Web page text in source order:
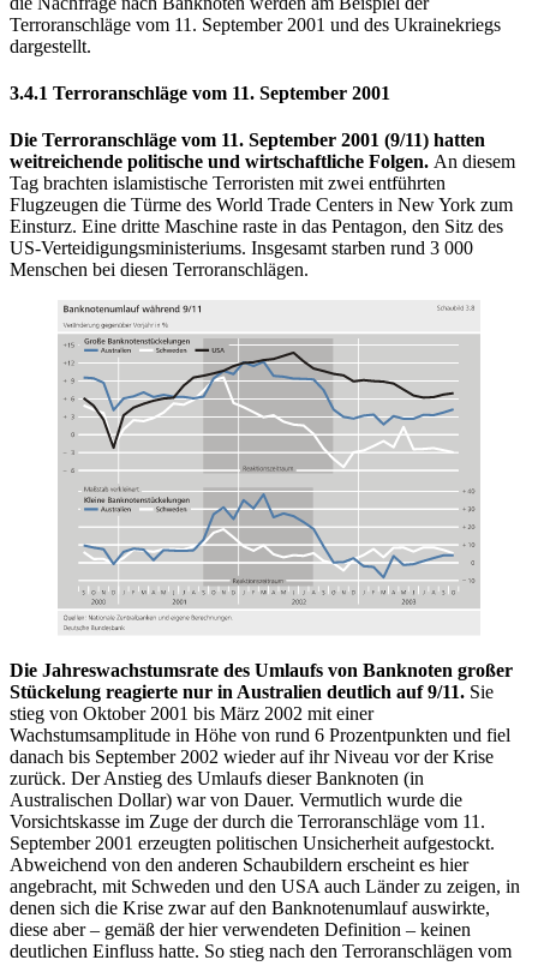
Terroranschläge vom 11. September 2001 und des Ukrainekriegs
dargestellt.
3.4.1 Terroranschläge vom 11. September 2001
Die Terroranschläge vom 11. September 2001 (9/11) hatten
weitreichende politische und wirtschaftliche Folgen. An diesem
Tag brachten islamistische Terroristen mit zwei entführten
Flugzeugen die Türme des World Trade Centers in New York zum
Einsturz. Eine dritte Maschine raste in das Pentagon, den Sitz des
US-Verteidigungsministeriums. Insgesamt starben rund 3 000
Menschen bei diesen Terroranschlägen.
Die Jahreswachstumsrate des Umlaufs von Banknoten großer
Stückelung reagierte nur in Australien deutlich auf 9/11. Sie
stieg von Oktober 2001 bis März 2002 mit einer
Wachstumsamplitude in Höhe von rund 6 Prozentpunkten und fiel
danach bis September 2002 wieder auf ihr Niveau vor der Krise
zurück. Der Anstieg des Umlaufs dieser Banknoten (in
Australischen Dollar) war von Dauer. Vermutlich wurde die
Vorsichtskasse im Zuge der durch die Terroranschläge vom 11.
September 2001 erzeugten politischen Unsicherheit aufgestockt.
Abweichend von den anderen Schaubildern erscheint es hier
angebracht, mit Schweden und den USA auch Länder zu zeigen, in
denen sich die Krise zwar auf den Banknotenumlauf auswirkte,
diese aber – gemäß der hier verwendeten Definition – keinen
deutlichen Einfluss hatte. So stieg nach den Terroranschlägen vom